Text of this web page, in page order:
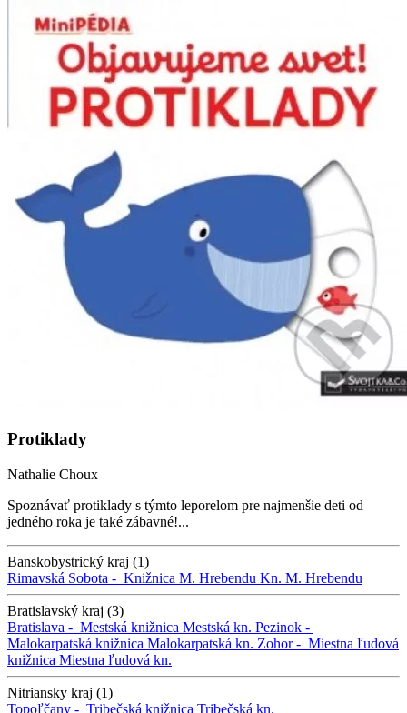
Protiklady
Nathalie Choux
Spoznávať protiklady s týmto leporelom pre najmenšie deti od
jedného roka je také zábavné!...
Banskobystrický kraj (1)
Rimavská Sobota - Knižnica M. Hrebendu Kn. M. Hrebendu
Bratislavský kraj (3)
Bratislava - Mestská knižnica Mestská kn. Pezinok -
Malokarpatská knižnica Malokarpatská kn. Zohor - Miestna ľudová
knižnica Miestna ľudová kn.
Nitriansky kraj (1)
Topoľčany - Tribečská knižnica Tribečská kn.